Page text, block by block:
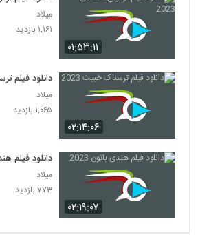
۰۱:۵۳:۱۱
میلاد
۱,۱۶۱ بازدید
۰۲:۱۴:۰۶
دانلود فیلم
میلاد
۱,۰۶۵ بازدید
۰۲:۱۹:۰۷
دانلود فیلم
میلاد
۷۷۳ بازدید